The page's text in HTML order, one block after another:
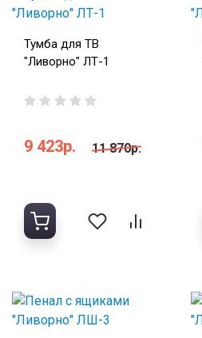
Тумба для ТВ
"Ливорно" ЛТ-1
9 423р. 11 870р.